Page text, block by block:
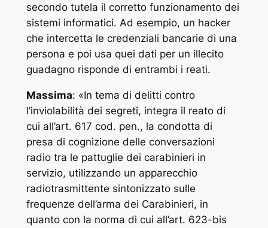
secondo tutela il corretto funzionamento dei
sistemi informatici. Ad esempio, un hacker
che intercetta le credenziali bancarie di una
persona e poi usa quei dati per un illecito
guadagno risponde di entrambi i reati.
Massima: «In tema di delitti contro
l’inviolabilità dei segreti, integra il reato di
cui all’art. 617 cod. pen., la condotta di
presa di cognizione delle conversazioni
radio tra le pattuglie dei carabinieri in
servizio, utilizzando un apparecchio
radiotrasmittente sintonizzato sulle
frequenze dell’arma dei Carabinieri, in
quanto con la norma di cui all’art. 623-bis